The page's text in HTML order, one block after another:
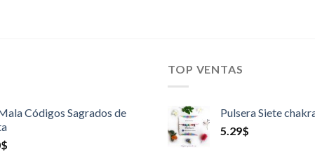
Códigos Sagrados de
$
TOP VENTAS
Pulsera Siete
5.29$